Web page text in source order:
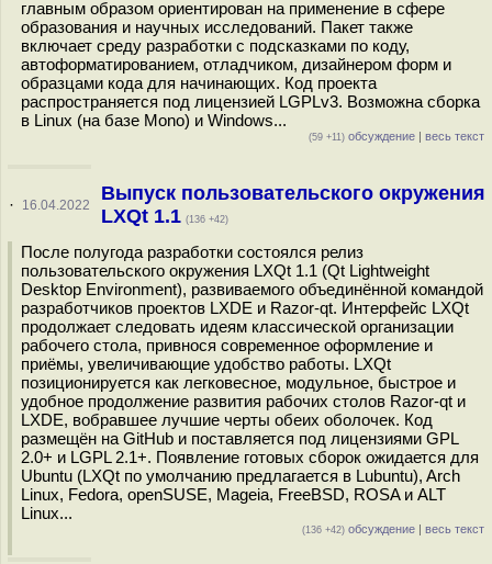
главным образом ориентирован на применение в сфере
образования и научных исследований. Пакет также
включает среду разработки с подсказками по коду,
автоформатированием, отладчиком, дизайнером форм и
образцами кода для начинающих. Код проекта
распространяется под лицензией LGPLv3. Возможна сборка
в Linux (на базе Mono) и Windows...
(59 +11) обсуждение | весь текст
· 16.04.2022
Выпуск пользовательского окружения
LXQt 1.1 (136 +42)
После полугода разработки состоялся релиз
пользовательского окружения LXQt 1.1 (Qt Lightweight
Desktop Environment), развиваемого объединённой командой
разработчиков проектов LXDE и Razor-qt. Интерфейс LXQt
продолжает следовать идеям классической организации
рабочего стола, привнося современное оформление и
приёмы, увеличивающие удобство работы. LXQt
позиционируется как легковесное, модульное, быстрое и
удобное продолжение развития рабочих столов Razor-qt и
LXDE, вобравшее лучшие черты обеих оболочек. Код
размещён на GitHub и поставляется под лицензиями GPL
2.0+ и LGPL 2.1+. Появление готовых сборок ожидается для
Ubuntu (LXQt по умолчанию предлагается в Lubuntu), Arch
Linux, Fedora, openSUSE, Mageia, FreeBSD, ROSA и ALT
Linux...
(136 +42) обсуждение | весь текст